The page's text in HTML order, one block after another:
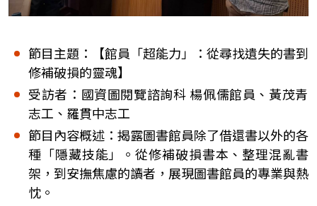
節目主題：【館員「超能力」：從尋找遺失的書到
修補破損的靈魂】
受訪者：國資圖閱覽諮詢科 楊佩儒館員、黃茂青
志工、羅貫中志工
節目內容概述：揭露圖書館員除了借還書以外的各
種「隱藏技能」。從修補破損書本、整理混亂書
架，到安撫焦慮的讀者，展現圖書館員的專業與熱
忱。